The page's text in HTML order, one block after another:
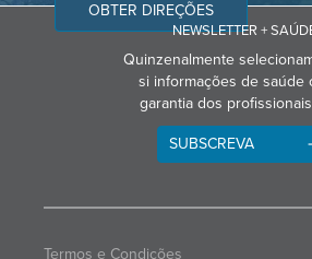
OBTER DIREÇÕES
NEWSLETTER +
Quinzenalmente
si informações de saúde
garantia dos
SUBSCREVA
Termos e Condições